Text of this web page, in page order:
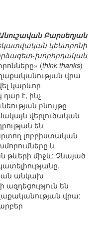
Բարսեղյան
կենտրոնի
խորհրդական
(think thanks)
վրա
կարևոր
դար է, ինչ
բնույթը
վերլուծական
են
լոբբիստական
և
թևերի միջև: Չնայած
անկախ
են
վրա: